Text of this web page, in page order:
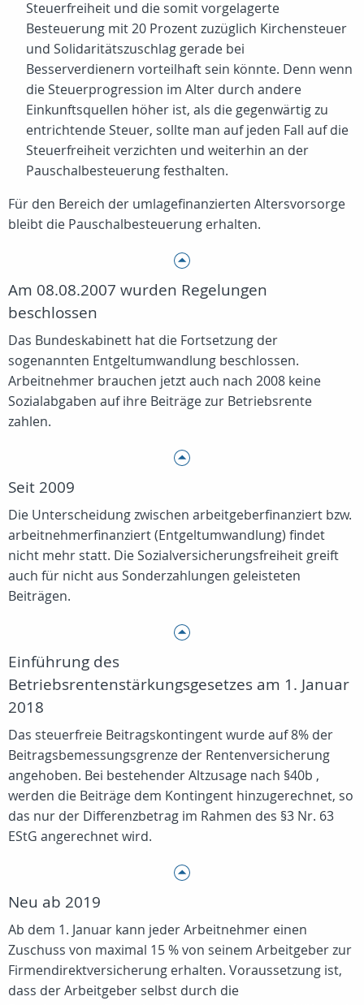
Steuerfreiheit und die somit vorgelagerte
Besteuerung mit 20 Prozent zuzüglich Kirchensteuer
und Solidaritätszuschlag gerade bei
Besserverdienern vorteilhaft sein könnte. Denn wenn
die Steuerprogression im Alter durch andere
Einkunftsquellen höher ist, als die gegenwärtig zu
entrichtende Steuer, sollte man auf jeden Fall auf die
Steuerfreiheit verzichten und weiterhin an der
Pauschalbesteuerung festhalten.
Für den Bereich der umlagefinanzierten Altersvorsorge
bleibt die Pauschalbesteuerung erhalten.
Am 08.08.2007 wurden Regelungen
beschlossen
Das Bundeskabinett hat die Fortsetzung der
sogenannten Entgeltumwandlung beschlossen.
Arbeitnehmer brauchen jetzt auch nach 2008 keine
Sozialabgaben auf ihre Beiträge zur Betriebsrente
zahlen.
Seit 2009
Die Unterscheidung zwischen arbeitgeberfinanziert bzw.
arbeitnehmerfinanziert (Entgeltumwandlung) findet
nicht mehr statt. Die Sozialversicherungsfreiheit greift
auch für nicht aus Sonderzahlungen geleisteten
Beiträgen.
Einführung des
Betriebsrentenstärkungsgesetzes am 1. Januar
2018
Das steuerfreie Beitragskontingent wurde auf 8% der
Beitragsbemessungsgrenze der Rentenversicherung
angehoben. Bei bestehender Altzusage nach §40b ,
werden die Beiträge dem Kontingent hinzugerechnet, so
das nur der Differenzbetrag im Rahmen des §3 Nr. 63
EStG angerechnet wird.
Neu ab 2019
Ab dem 1. Januar kann jeder Arbeitnehmer einen
Zuschuss von maximal 15 % von seinem Arbeitgeber zur
Firmendirektversicherung erhalten. Voraussetzung ist,
dass der Arbeitgeber selbst durch die